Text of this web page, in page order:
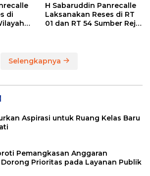
di
H Sabaruddin Panrecalle
Laksanakan Reses di RT
01 dan RT 54 Sumber Rejo
Selengkapnya
Aspirasi untuk Ruang Kelas Baru
Pemangkasan Anggaran
Prioritas pada Layanan Publik